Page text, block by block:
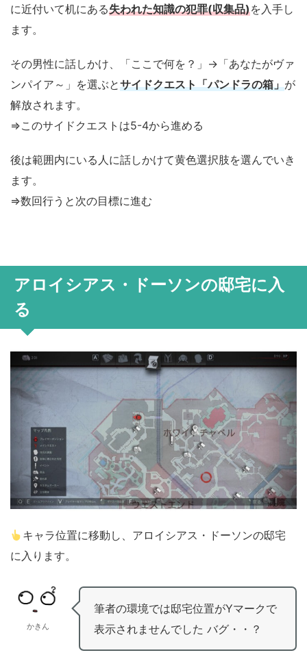
に近付いて机にある失われた知識の犯罪(収集品)を入手し
ます。
その男性に話しかけ、「ここで何を？」→「あなたがヴァ
ンパイア～」を選ぶとサイドクエスト「パンドラの箱」が
解放されます。
⇒このサイドクエストは5-4から進める
後は範囲内にいる人に話しかけて黄色選択肢を選んでいき
ます。
⇒数回行うと次の目標に進む
アロイシアス・ドーソンの邸宅に入
る
キャラ位置に移動し、アロイシアス・ドーソンの邸宅
に入ります。
かきん
筆者の環境では邸宅位置がYマークで
表示されませんでした バグ・・？